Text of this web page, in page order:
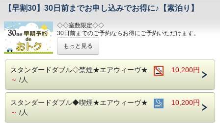
【早割30】30日前までお申し込みでお得に♪【素泊り】
◇◇室数限定◇◇
30日前までのご予約ならお得にご予約いただけます。
☆先のご予定がお決まりのお客様には断然オトク☆
■お客様に安全にお過ごしいただく為に、お客様の触れる機
当ホテルの客室は窓が開放出来る為、簡単に空気を入れ替
もっと見る
スタンダードダブル◇禁煙★エアウィーヴ★
10,200円
～ /人
スタンダードダブル◆喫煙★エアウィーヴ★
10,200円
～ /人